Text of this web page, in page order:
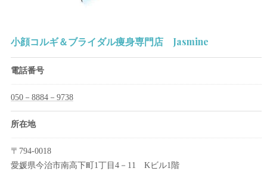
小顔コルギ＆ブライダル痩身専門店 Jasmine
電話番号
050－8884－9738
所在地
〒794-0018
愛媛県今治市南高下町1丁目4－11 Kビル1階